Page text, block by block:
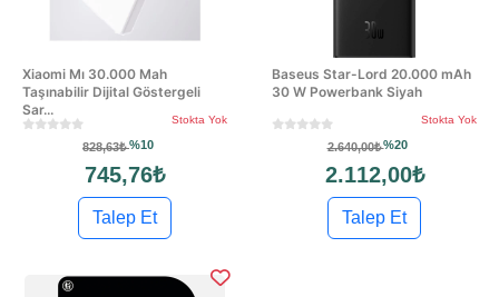
Xiaomi Mı 30.000 Mah
Taşınabilir Dijital Göstergeli
Sar...
Stokta Yok
828,63₺%10
745,76₺
Talep Et
Baseus Star-Lord 20.000 mAh
30 W Powerbank Siyah
Stokta Yok
2.640,00₺%20
2.112,00₺
Talep Et